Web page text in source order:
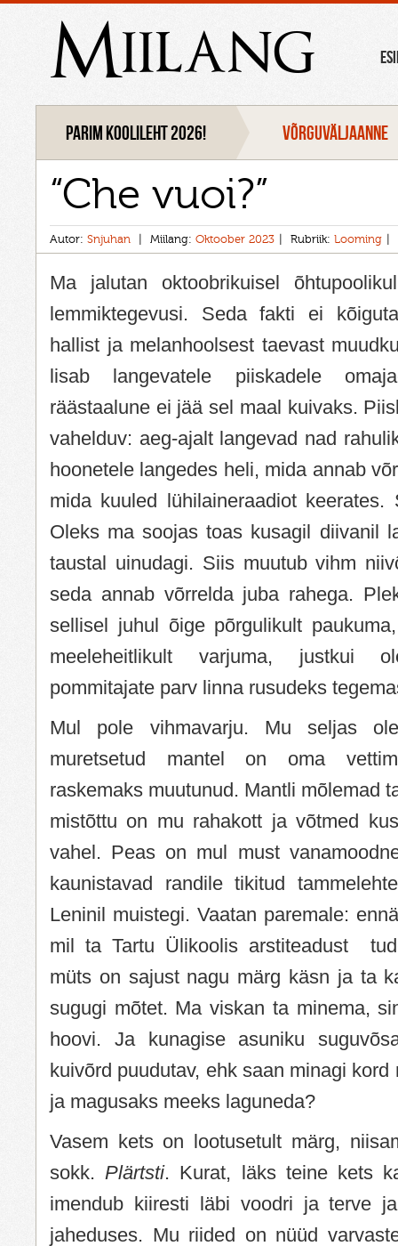
Miilang
Parim koolileht 2026! VÕRGUVÄLJAANNE
“Che vuoi?”
Autor: Snjuhan Miilang: Oktoober 2023 Rubriik: Looming
Ma jalutan oktoobrikuisel
lemmiktegevusi. Seda fakti ei
hallist ja melanhoolsest taevast
lisab langevatele piiskadele
räästaalune ei jää sel maal kuivaks.
vahelduv: aeg-ajalt langevad nad
hoonetele langedes heli, mida annab
mida kuuled lühilaineraadiot
Oleks ma soojas toas kusagil diivanil
taustal uinudagi. Siis muutub vihm
seda annab võrrelda juba rahega.
sellisel juhul õige põrgulikult
meeleheitlikult varjuma, justkui
pommitajate parv linna rusudeks
Mul pole vihmavarju. Mu seljas
muretsetud mantel on oma
raskemaks muutunud. Mantli mõlemad
mistõttu on mu rahakott ja võtmed
vahel. Peas on mul must
kaunistavad randile tikitud
Leninil muistegi. Vaatan paremale:
mil ta Tartu Ülikoolis arstiteadust
müts on sajust nagu märg käsn ja ta
sugugi mõtet. Ma viskan ta minema,
hoovi. Ja kunagise asuniku
kuivõrd puudutav, ehk saan minagi
ja magusaks meeks laguneda?
Vasem kets on lootusetult märg,
sokk. Plärtsti. Kurat, läks teine kets
imendub kiiresti läbi voodri ja terve
jaheduses. Mu riided on nüüd